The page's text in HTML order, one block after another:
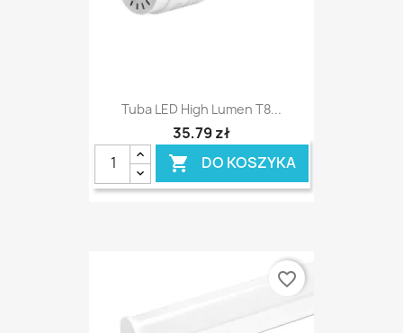
Tuba LED High Lumen T8...
35,79 zł
 DO KOSZYKA
favorite_border